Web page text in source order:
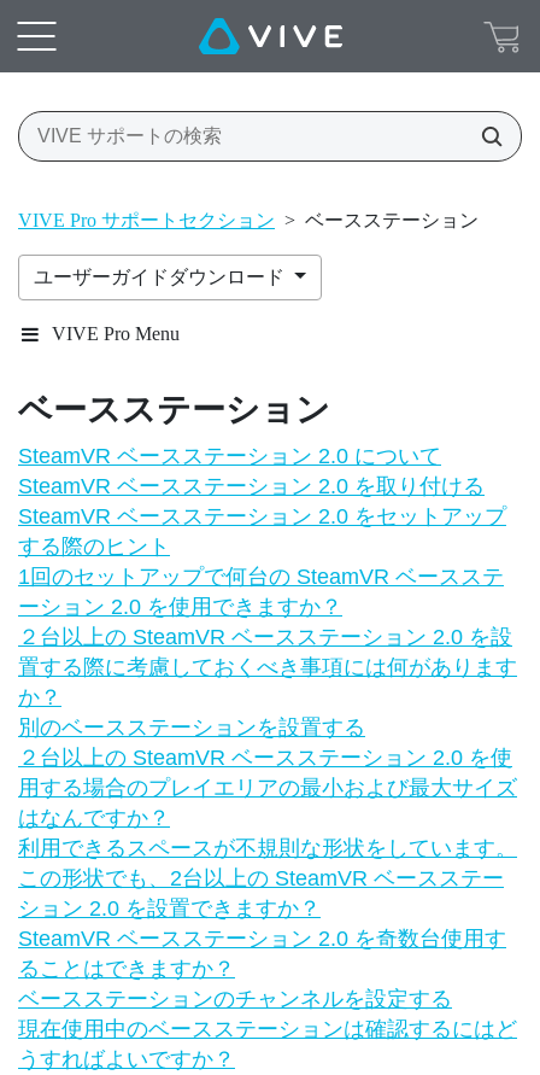
VIVE Pro サポートセクション > ベースステーション
ユーザーガイドダウンロード
VIVE Pro Menu
ベースステーション
SteamVR ベースステーション 2.0 について
SteamVR ベースステーション 2.0 を取り付ける
SteamVR ベースステーション 2.0 をセットアップ
する際のヒント
1回のセットアップで何台の SteamVR ベースステ
ーション 2.0 を使用できますか？
２台以上の SteamVR ベースステーション 2.0 を設
置する際に考慮しておくべき事項には何があります
か？
別のベースステーションを設置する
２台以上の SteamVR ベースステーション 2.0 を使
用する場合のプレイエリアの最小および最大サイズ
はなんですか？
利用できるスペースが不規則な形状をしています。
この形状でも、2台以上の SteamVR ベースステー
ション 2.0 を設置できますか？
SteamVR ベースステーション 2.0 を奇数台使用す
ることはできますか？
ベースステーションのチャンネルを設定する
現在使用中のベースステーションは確認するにはど
うすればよいですか？